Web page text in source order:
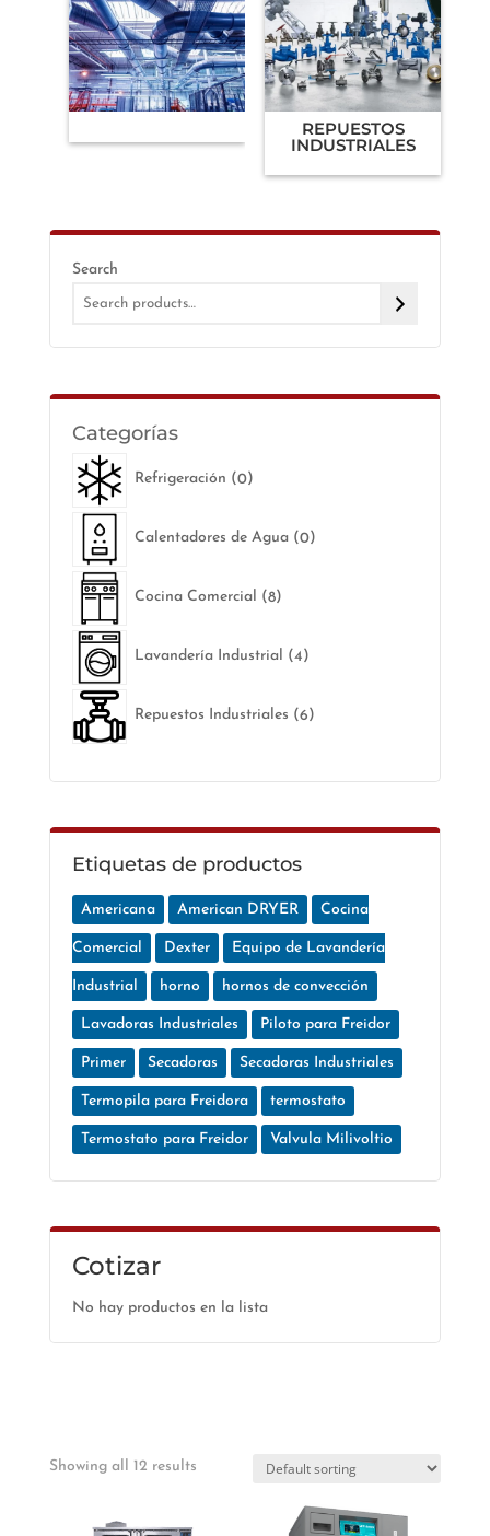
REPUESTOS
INDUSTRIALES
Search
Refrigeración 0
products
Calentadores de Agua 0
products
Cocina Comercial 8
products
Lavandería Industrial 4
products
Repuestos Industriales 6
products
Etiquetas de productos
Americana American DRYER Cocina
Comercial Dexter Equipo de Lavandería
Industrial horno hornos de convección
Lavadoras Industriales Piloto para Freidor
Primer Secadoras Secadoras Industriales
Termopila para Freidora termostato
Termostato para Freidor Valvula Milivoltio
Cotizar
No hay productos en la lista
Showing all 12 results